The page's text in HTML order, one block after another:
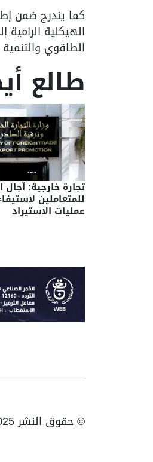
كما يندرج ضمن
الهيكلية الرامية
الطاقوي
طالع
تجارة خارجية: آجال
للمتعاملين
عمليات الاستيراد
© حقوق النشر 2025، جميع الحقوق محفوظة ENTV | الهاتف: 023531010 | فاكس: 023531093 / 023531998